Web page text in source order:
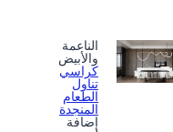
الناعمة
والأبيض
كراسي
تناول
الطعام
المنجدة
إضافة